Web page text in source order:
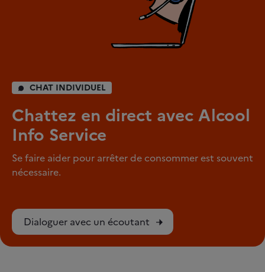
CHAT INDIVIDUEL
Chattez en direct avec Alcool
Info Service
Se faire aider pour arrêter de consommer est souvent
nécessaire.
Dialoguer avec un écoutant